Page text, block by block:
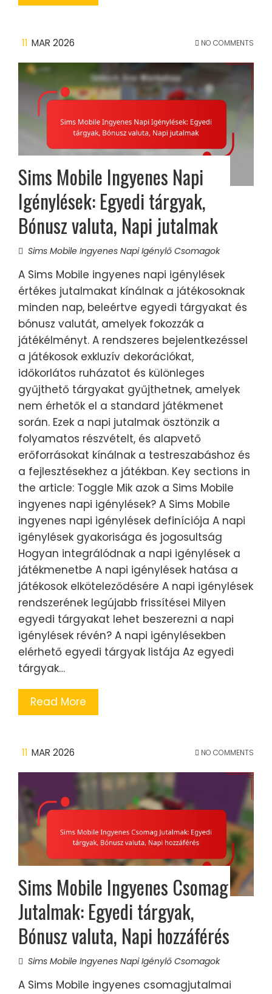
11 MAR 2026 NO COMMENTS
Sims Mobile Ingyenes Napi
Igénylések: Egyedi tárgyak,
Bónusz valuta, Napi jutalmak
Sims Mobile Ingyenes Napi Igénylő Csomagok
A Sims Mobile ingyenes napi igénylések
értékes jutalmakat kínálnak a játékosoknak
minden nap, beleértve egyedi tárgyakat és
bónusz valutát, amelyek fokozzák a
játékélményt. A rendszeres bejelentkezéssel
a játékosok exkluzív dekorációkat,
időkorlátos ruházatot és különleges
gyűjthető tárgyakat gyűjthetnek, amelyek
nem érhetők el a standard játékmenet
során. Ezek a napi jutalmak ösztönzik a
folyamatos részvételt, és alapvető
erőforrásokat kínálnak a testreszabáshoz és
a fejlesztésekhez a játékban. Key sections in
the article: Toggle Mik azok a Sims Mobile
ingyenes napi igénylések? A Sims Mobile
ingyenes napi igénylések definíciója A napi
igénylések gyakorisága és jogosultság
Hogyan integrálódnak a napi igénylések a
játékmenetbe A napi igénylések hatása a
játékosok elköteleződésére A napi igénylések
rendszerének legújabb frissítései Milyen
egyedi tárgyakat lehet beszerezni a napi
igénylések révén? A napi igénylésekben
elérhető egyedi tárgyak listája Az egyedi
tárgyak…
Read More
11 MAR 2026 NO COMMENTS
Sims Mobile Ingyenes Csomag
Jutalmak: Egyedi tárgyak,
Bónusz valuta, Napi hozzáférés
Sims Mobile Ingyenes Napi Igénylő Csomagok
A Sims Mobile ingyenes csomagjutalmai